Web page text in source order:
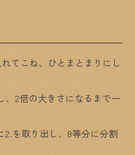
てこね、ひとまとまりにし
、2倍の大きさになるまで一
を取り出し、8等分に分割